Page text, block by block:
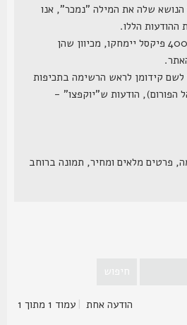
שלה את המילה "נמכר", אנו
הללו.
5. תמונות ברוחב שמעל 400 פיקסל יימחקו, מכיוון שהן
קידומן לראש הרשימה בתכיפות
הודעות ש"יוקפצו" -
מלאים ומחיר, תמונה ברוחב
הודעה אחת |עמוד1מתוך1